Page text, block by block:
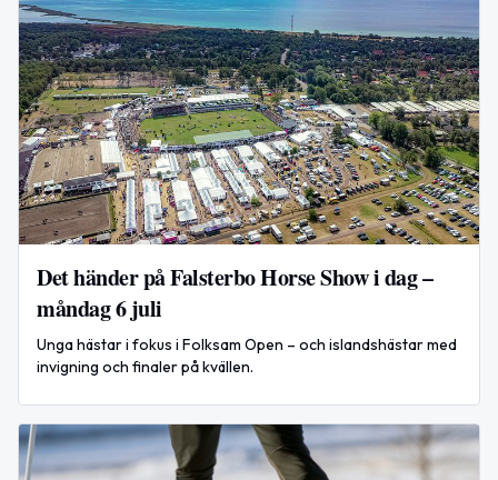
Det händer på Falsterbo Horse Show i dag –
måndag 6 juli
Unga hästar i fokus i Folksam Open – och islandshästar med
invigning och finaler på kvällen.